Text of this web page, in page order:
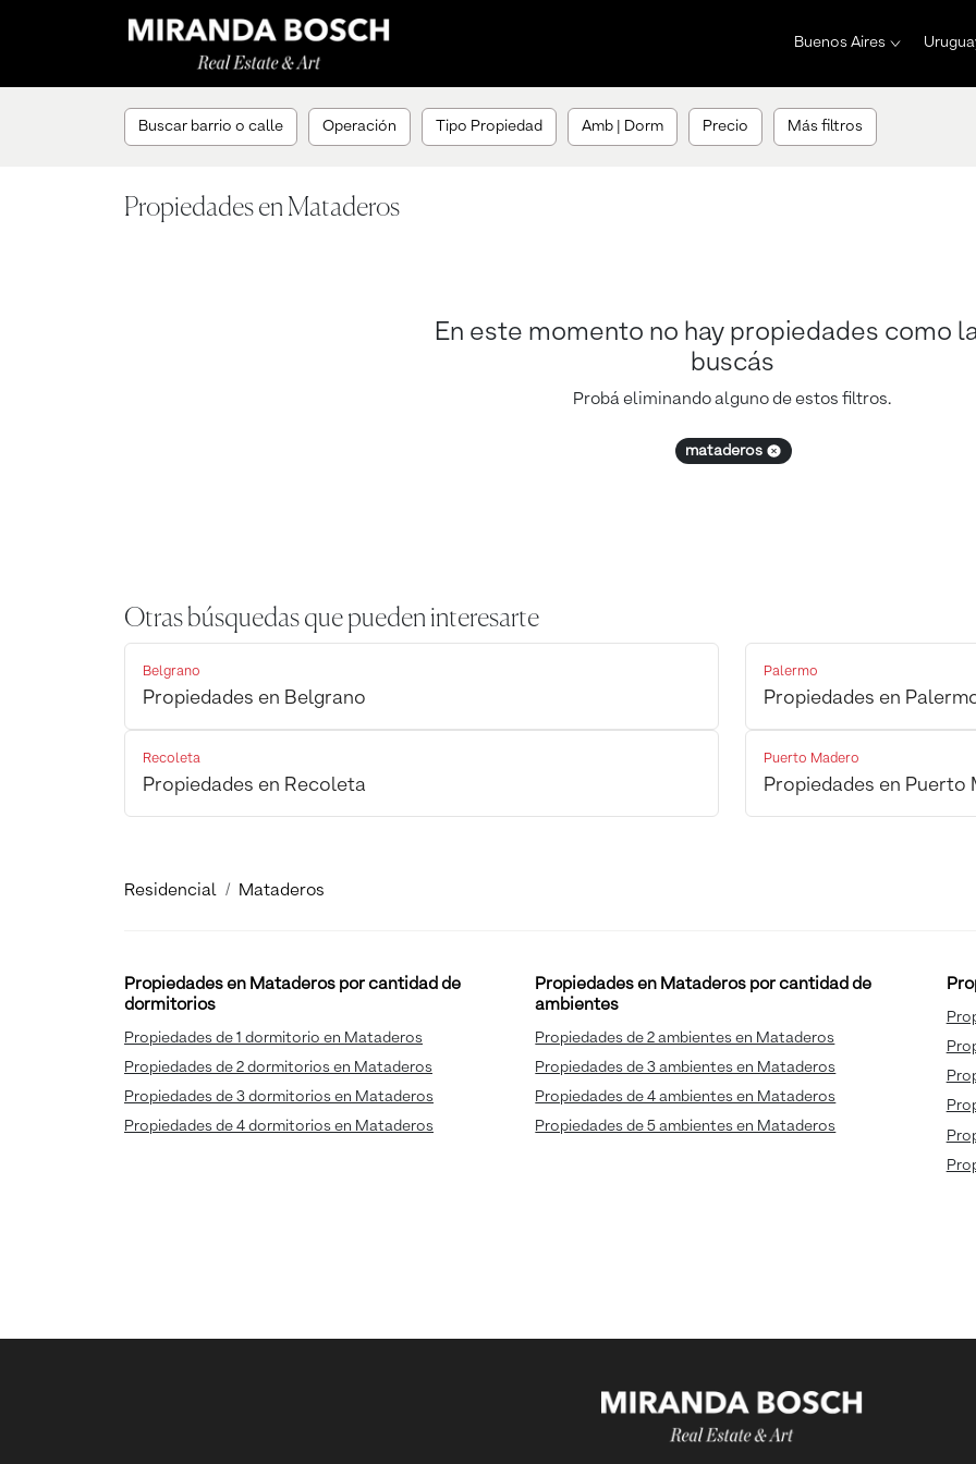
Buenos Aires
Buscar barrio o calle Operación Tipo Propiedad Amb | Dorm Precio Más filtros
Propiedades en Mataderos
En este momento no hay propiedades como
buscás
Probá eliminando alguno de estos filtros.
mataderos
Otras búsquedas que pueden interesarte
Belgrano
Propiedades en Belgrano
Palermo
Propiedades en
Recoleta
Propiedades en Recoleta
Puerto Madero
Propiedades en Puerto
Residencial Mataderos
Propiedades en Mataderos por cantidad de
dormitorios
Propiedades de 1 dormitorio en Mataderos
Propiedades de 2 dormitorios en Mataderos
Propiedades de 3 dormitorios en Mataderos
Propiedades de 4 dormitorios en Mataderos
Propiedades en Mataderos por cantidad de
ambientes
Propiedades de 2 ambientes en Mataderos
Propiedades de 3 ambientes en Mataderos
Propiedades de 4 ambientes en Mataderos
Propiedades de 5 ambientes en Mataderos